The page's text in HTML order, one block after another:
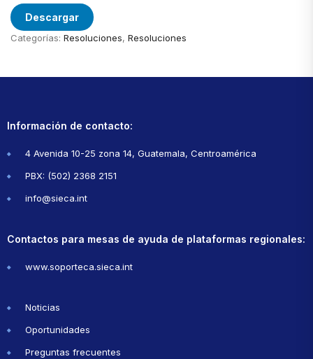
Descargar
Categorías: Resoluciones, Resoluciones
Información de contacto:
4 Avenida 10-25 zona 14, Guatemala, Centroamérica
PBX: (502) 2368 2151
info@sieca.int
Contactos para mesas de ayuda de plataformas regionales:
www.soporteca.sieca.int
Noticias
Oportunidades
Preguntas frecuentes